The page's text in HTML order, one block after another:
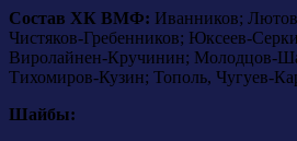
Состав ХК ВМФ: Иванников;
Чистяков-Гребенников; Юксеев-
Виролайнен-Кручинин; Молодцов-
Тихомиров-Кузин; Тополь, Чугуев-
Шайбы: